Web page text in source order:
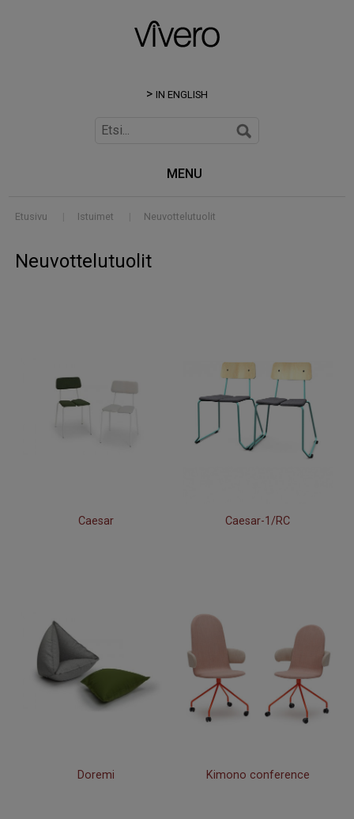
IN ENGLISH
MENU
Etusivu Istuimet Neuvottelutuolit
Neuvottelutuolit
Caesar Caesar-1/RC
Doremi Kimono conference